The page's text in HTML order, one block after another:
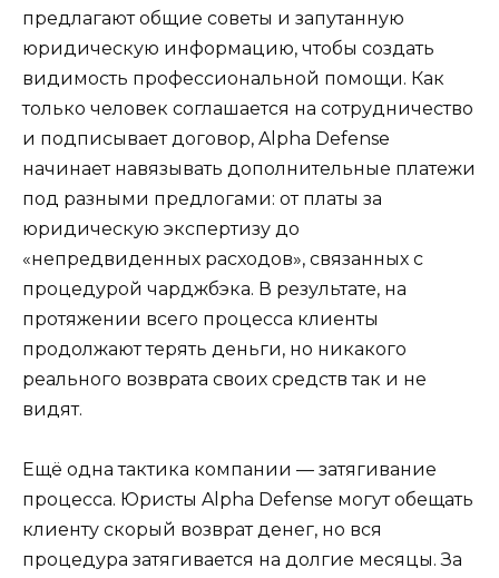
предлагают общие советы и запутанную
юридическую информацию, чтобы создать
видимость профессиональной помощи. Как
только человек соглашается на сотрудничество
и подписывает договор, Alpha Defense
начинает навязывать дополнительные платежи
под разными предлогами: от платы за
юридическую экспертизу до
«непредвиденных расходов», связанных с
процедурой чарджбэка. В результате, на
протяжении всего процесса клиенты
продолжают терять деньги, но никакого
реального возврата своих средств так и не
видят.
Ещё одна тактика компании — затягивание
процесса. Юристы Alpha Defense могут обещать
клиенту скорый возврат денег, но вся
процедура затягивается на долгие месяцы. За